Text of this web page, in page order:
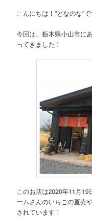
こんにちは！”となのな”
今回は、栃木県小山市に
ってきました！
このお店は2020年11月
ームさんのいちごの直売
されています！